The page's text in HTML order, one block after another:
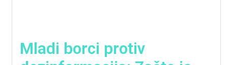
Mladi borci protiv